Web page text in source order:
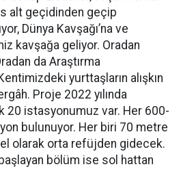
alt geçidinden geçip
Dünya Kavşağı’na ve
kavşağa geliyor. Oradan
da Araştırma
yurttaşların alışkın
Proje 2022 yılında
20 istasyonumuz var. Her 600-
bulunuyor. Her biri 70 metre
olarak orta refüjden gidecek.
başlayan bölüm ise sol hattan